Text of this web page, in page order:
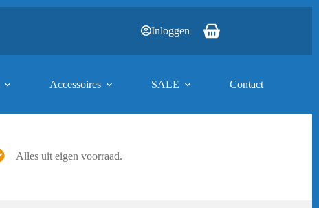
Inloggen Winkelwagen
Accessoires SALE Contact
Alles uit eigen voorraad.